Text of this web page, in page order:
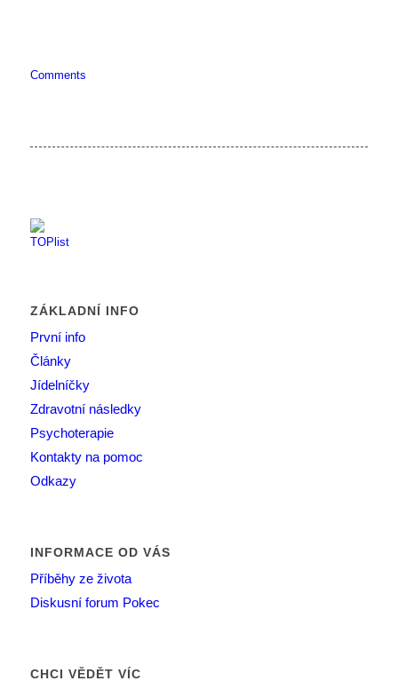
Comments
ZÁKLADNÍ INFO
První info
Články
Jídelníčky
Zdravotní následky
Psychoterapie
Kontakty na pomoc
Odkazy
INFORMACE OD VÁS
Příběhy ze života
Diskusní forum Pokec
CHCI VĚDĚT VÍC